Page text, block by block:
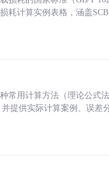
耗计算实例表格，涵盖
常用计算方法（理论公式
提供实际计算案例、误